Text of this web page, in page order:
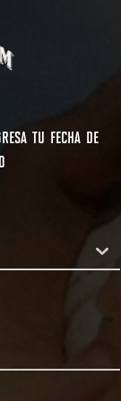
TU FECHA DE